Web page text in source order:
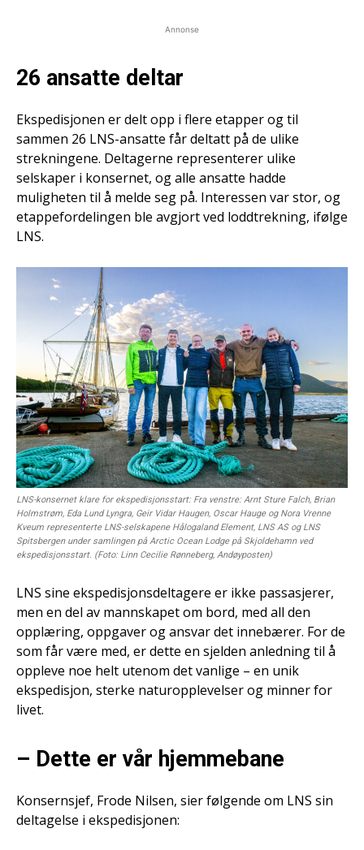
Annonse
26 ansatte deltar
Ekspedisjonen er delt opp i flere etapper og til
sammen 26 LNS-ansatte får deltatt på de ulike
strekningene. Deltagerne representerer ulike
selskaper i konsernet, og alle ansatte hadde
muligheten til å melde seg på. Interessen var stor, og
etappefordelingen ble avgjort ved loddtrekning, ifølge
LNS.
LNS-konsernet klare for ekspedisjonsstart: Fra venstre: Arnt Sture Falch, Brian
Holmstrøm, Eda Lund Lyngra, Geir Vidar Haugen, Oscar Hauge og Nora Vrenne
Kveum representerte LNS-selskapene Hålogaland Element, LNS AS og LNS
Spitsbergen under samlingen på Arctic Ocean Lodge på Skjoldehamn ved
ekspedisjonsstart. (Foto: Linn Cecilie Rønneberg, Andøyposten)
LNS sine ekspedisjonsdeltagere er ikke passasjerer,
men en del av mannskapet om bord, med all den
opplæring, oppgaver og ansvar det innebærer. For de
som får være med, er dette en sjelden anledning til å
oppleve noe helt utenom det vanlige – en unik
ekspedisjon, sterke naturopplevelser og minner for
livet.
– Dette er vår hjemmebane
Konsernsjef, Frode Nilsen, sier følgende om LNS sin
deltagelse i ekspedisjonen: